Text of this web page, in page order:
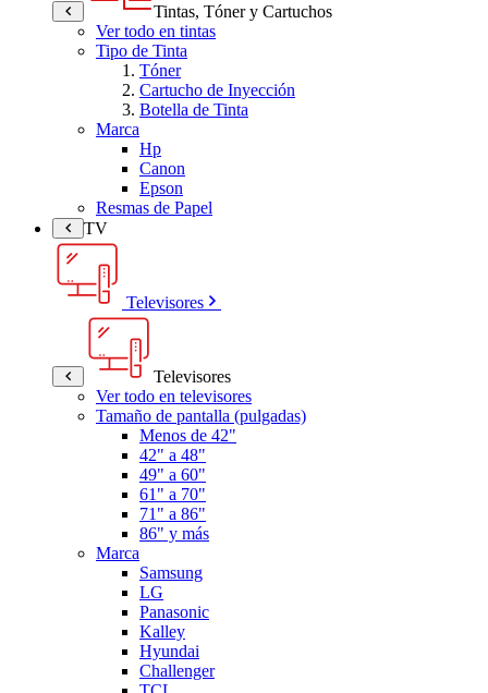
Tintas, Tóner y Cartuchos
Ver todo en tintas
Tipo de Tinta
Tóner
Cartucho de Inyección
Botella de Tinta
Marca
Hp
Canon
Epson
Resmas de Papel
TV
Televisores
Televisores
Ver todo en televisores
Tamaño de pantalla (pulgadas)
Menos de 42"
42" a 48"
49" a 60"
61" a 70"
71" a 86"
86" y más
Marca
Samsung
LG
Panasonic
Kalley
Hyundai
Challenger